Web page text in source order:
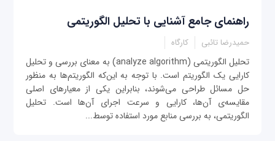
راهنمای جامع آشنایی با تحلیل الگوریتمی
حمیدرضا تائبی کارگاه
تحلیل الگوریتمی (analyze algorithm) به معنای بررسی و تحلیل
کارایی یک الگوریتم است. با توجه به این‌که الگوریتم‌ها به منظور
حل مسائل طراحی می‌شوند، بنابراین یکی از معیارهای اصلی
مقایسه‌ی آن‌ها، کارایی و سرعت اجرای آن‌ها است. تحلیل
الگوریتمی، به بررسی منابع مورد استفاده توسط...